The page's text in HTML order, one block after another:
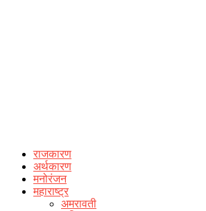
राजकारण
अर्थकारण
मनोरंजन
महाराष्ट्र
अमरावती